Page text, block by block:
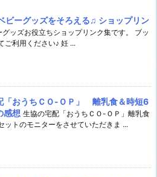
ビーグッズをそろえる♫ ショップリン
グッズお役立ちショップリンク集です。 ブッ
ご利用ください♪ 妊 ...
「おうちＣＯ-ＯＰ」 離乳食＆時短6
感想 生協の宅配「おうちＣＯ-ＯＰ」離乳食
ットのモニターをさせていただきま ...